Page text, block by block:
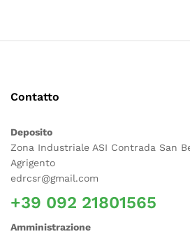
Contatto
Deposito
Zona Industriale ASI Contrada San
Agrigento
edrcsr@gmail.com
+39 092 21801565
Amministrazione